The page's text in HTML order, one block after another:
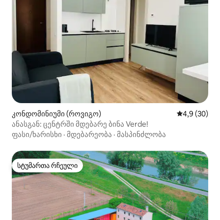
კონდომინიუმი (როვიგო) საშუალო
4,9 (30)
ანასგან: ცენტრში მდებარე ბინა Verde!
ფასი/ხარისხი · მდებარეობა · მასპინძლობა
სტუმართა რჩეული
სტუმართა რჩეული